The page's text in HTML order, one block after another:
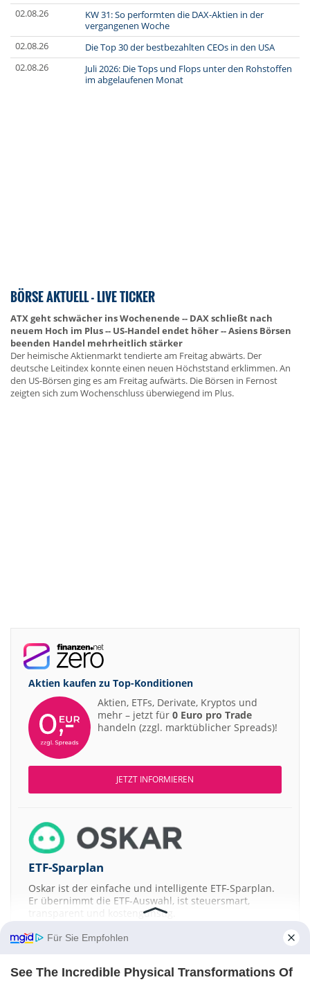
02.08.26
KW 31: So performten die DAX-Aktien in der
vergangenen Woche
02.08.26
Die Top 30 der bestbezahlten CEOs in den USA
02.08.26
Juli 2026: Die Tops und Flops unter den Rohstoffen
im abgelaufenen Monat
BÖRSE AKTUELL - LIVE TICKER
ATX geht schwächer ins Wochenende -- DAX schließt nach
neuem Hoch im Plus -- US-Handel endet höher -- Asiens Börsen
beenden Handel mehrheitlich stärker
Der heimische Aktienmarkt tendierte am Freitag abwärts. Der
deutsche Leitindex konnte einen neuen Höchststand erklimmen. An
den US-Börsen ging es am Freitag aufwärts. Die Börsen in Fernost
zeigten sich zum Wochenschluss überwiegend im Plus.
Aktien kaufen zu Top-Konditionen
Aktien, ETFs, Derivate, Kryptos und
mehr – jetzt für 0 Euro pro Trade
handeln (zzgl. marktüblicher Spreads)!
JETZT INFORMIEREN
ETF-Sparplan
Oskar ist der einfache und intelligente ETF-Sparplan.
Er übernimmt die ETF-Auswahl, ist steuersmart,
transparent und kostengünstig.
JETZT MEHR ERFAHREN
Für Sie Empfohlen
See The Incredible Physical Transformations Of